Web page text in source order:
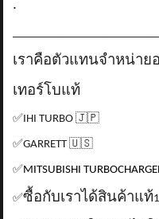
.
เราคือตัวแทนจำหน่าย
เทอร์โบแท้
✅ IHI TURBO🇯🇵
✅GARRETT🇺🇸
✅ MITSUBISHI
✅ซื้อกับเราได้สินค้าแท้